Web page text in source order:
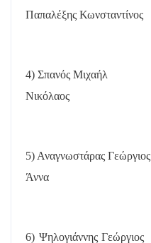
Παπαλέξης Κωνσταντίνος
4) Σπανός Μιχαήλ
Νικόλαος
5) Αναγνωστάρας Γεώργιος
Άννα
6) Ψηλογιάννης Γεώργιος